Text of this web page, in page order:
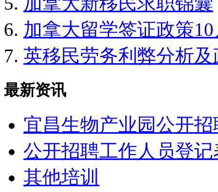
加拿大留学签证政策
英移民劳务利弊分析
最新资讯
宜昌生物产业园公开
公开招聘工作人员登记
其他培训